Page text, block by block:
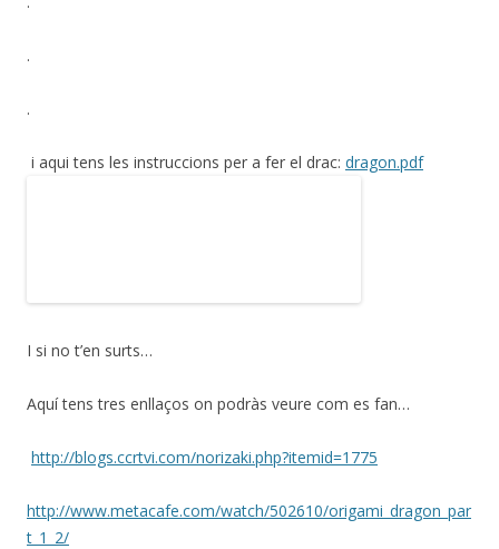
.
.
i aqui tens les instruccions per a fer el drac: dragon.pdf
I si no t’en surts…
Aquí tens tres enllaços on podràs veure com es fan…
http://blogs.ccrtvi.com/norizaki.php?itemid=1775
http://www.metacafe.com/watch/502610/origami_dragon_par
t_1_2/